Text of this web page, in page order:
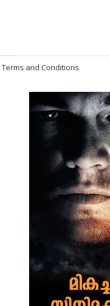
Terms and Conditions